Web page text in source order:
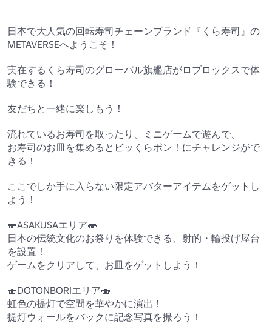
日本で大人気の回転寿司チェーンブランド『くら寿司』の
METAVERSEへようこそ！
実在するくら寿司のグローバル旗艦店がロブロックスで体
験できる！
友だちと一緒に楽しもう！
流れているお寿司を取ったり、ミニゲームで遊んで、
お寿司のお皿を集めるとビッくらポン！にチャレンジがで
きる！
ここでしか手に入らない限定アバターアイテムをゲットし
よう！
🍣ASAKUSAエリア🍣
日本の伝統文化のお祭りを体験できる、射的・輪投げ屋台
を設置！
ゲームをクリアして、お皿をゲットしよう！
🍣DOTONBORIエリア🍣
虹色の提灯で空間を華やかに演出！
提灯ウォールをバックに記念写真を撮ろう！